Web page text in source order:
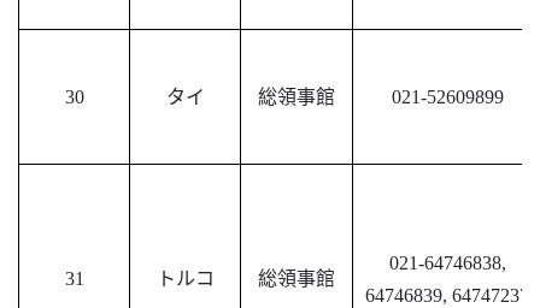
30 タイ 総領事館 021-52609899
31 トルコ 総領事館
021-64746838,
64746839, 64747237